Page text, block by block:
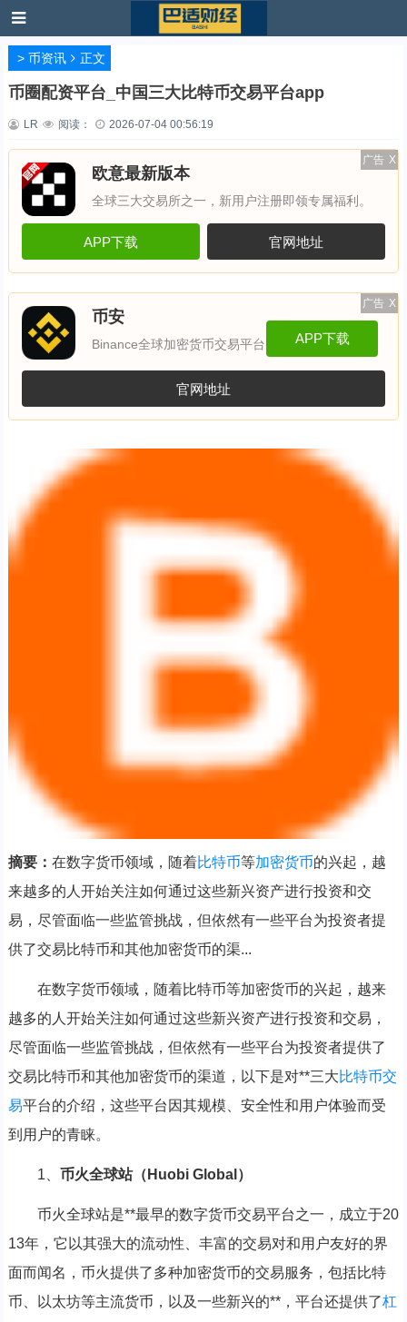
> 币资讯 正文
币圈配资平台_中国三大比特币交易平台app
LR 阅读： 2026-07-04 00:56:19
广告 X
欧意最新版本
全球三大交易所之一，新用户注册即领专属福利。
APP下载 官网地址
广告 X
币安
Binance全球加密货币交易平台 APP下载
官网地址
摘要： 在数字货币领域，随着比特币等加密货币的兴起，越
来越多的人开始关注如何通过这些新兴资产进行投资和交
易，尽管面临一些监管挑战，但依然有一些平台为投资者提
供了交易比特币和其他加密货币的渠...
在数字货币领域，随着比特币等加密货币的兴起，越来
越多的人开始关注如何通过这些新兴资产进行投资和交易，
尽管面临一些监管挑战，但依然有一些平台为投资者提供了
交易比特币和其他加密货币的渠道，以下是对**三大比特币交
易平台的介绍，这些平台因其规模、安全性和用户体验而受
到用户的青睐。
1、 币火全球站（Huobi Global）
币火全球站是**最早的数字货币交易平台之一，成立于20
13年，它以其强大的流动性、丰富的交易对和用户友好的界
面而闻名，币火提供了多种加密货币的交易服务，包括比特
币、以太坊等主流货币，以及一些新兴的**，平台还提供了杠